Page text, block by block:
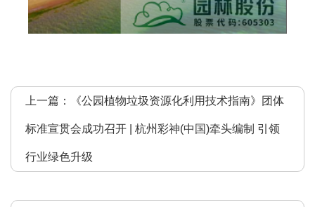
上一篇： ​《公园植物垃圾资源化利用技术指南》团体
标准宣贯会成功召开 | ​​杭州彩神(中国)牵头编制 引领
行业绿色升级